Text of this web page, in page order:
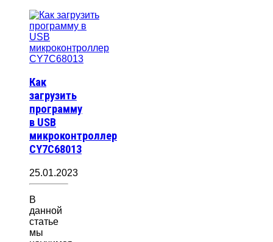
Как
загрузить
программу
в USB
микроконтроллер
CY7C68013
25.01.2023
В
данной
статье
мы